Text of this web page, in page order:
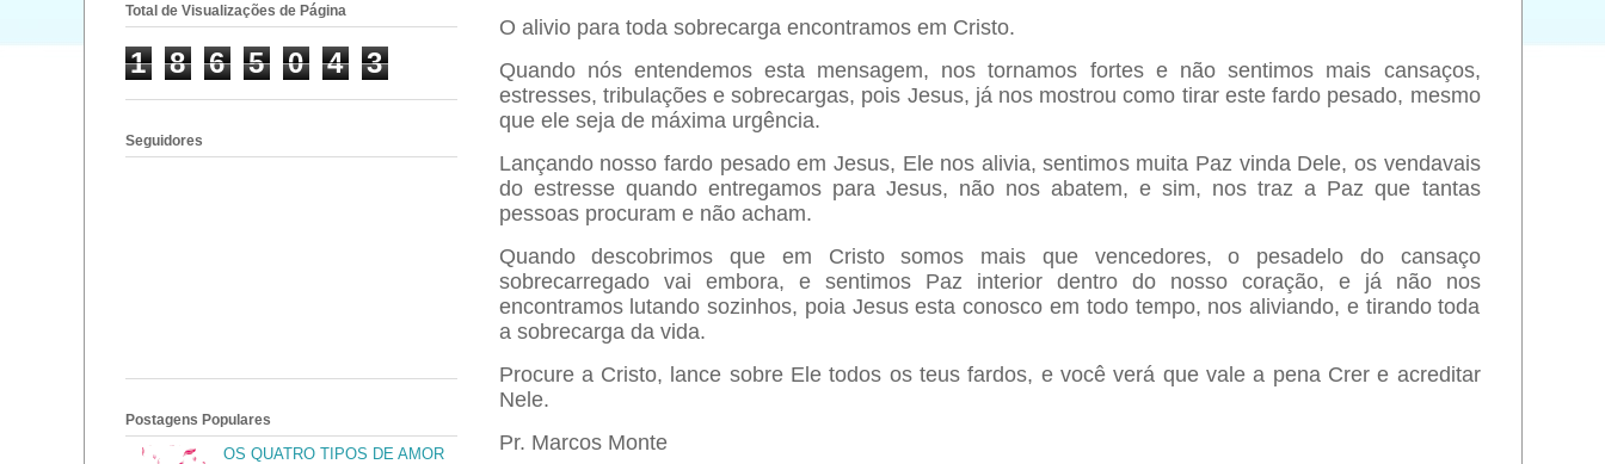
O alivio para toda sobrecarga encontramos em Cristo.
Quando nós entendemos esta mensagem, nos tornamos fortes e não sentimos mais cansaços,
estresses, tribulações e sobrecargas, pois Jesus, já nos mostrou como tirar este fardo pesado, mesmo
que ele seja de máxima urgência.
Lançando nosso fardo pesado em Jesus, Ele nos alivia, sentimos muita Paz vinda Dele, os vendavais
do estresse quando entregamos para Jesus, não nos abatem, e sim, nos traz a Paz que tantas
pessoas procuram e não acham.
Quando descobrimos que em Cristo somos mais que vencedores, o pesadelo do cansaço
sobrecarregado vai embora, e sentimos Paz interior dentro do nosso coração, e já não nos
encontramos lutando sozinhos, poia Jesus esta conosco em todo tempo, nos aliviando, e tirando toda
a sobrecarga da vida.
Procure a Cristo, lance sobre Ele todos os teus fardos, e você verá que vale a pena Crer e acreditar
Nele.
Pr. Marcos Monte
Total de Visualizações de Página
1 8 6 5 0 4 3
Seguidores
Postagens Populares
OS QUATRO TIPOS DE AMOR